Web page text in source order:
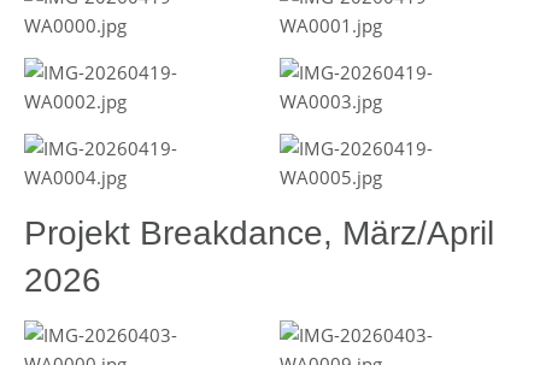
Projekt Breakdance, März/April
2026